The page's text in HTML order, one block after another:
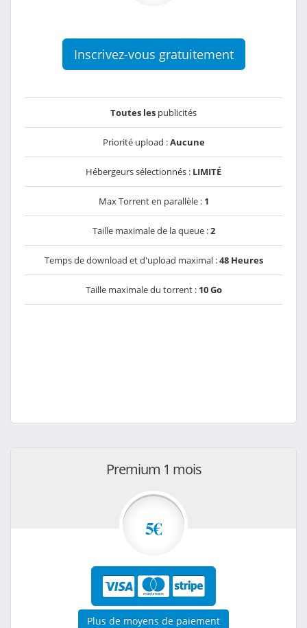
Inscrivez-vous gratuitement
Toutes les publicités
Priorité upload :Aucune
Hébergeurs sélectionnés : LIMITÉ
Max Torrent en parallèle : 1
Taille maximale de la queue :2
Temps de download et d'upload maximal :48 Heures
Taille maximale du torrent : 10 Go
Premium 1 mois
5€
Plus de moyens de paiement